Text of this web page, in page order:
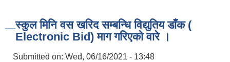
स्कुल मिनि वस खरिद सम्बन्धि विद्युतिय डाँक (
Electronic Bid) माग गरिएको वारे ।
Submitted on: Wed, 06/16/2021 - 13:48